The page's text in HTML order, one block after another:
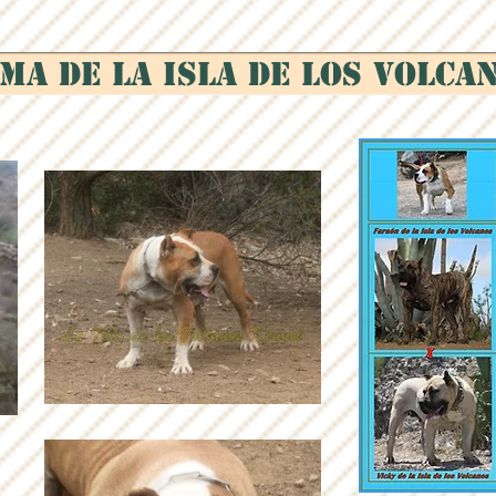
de la Isla de los